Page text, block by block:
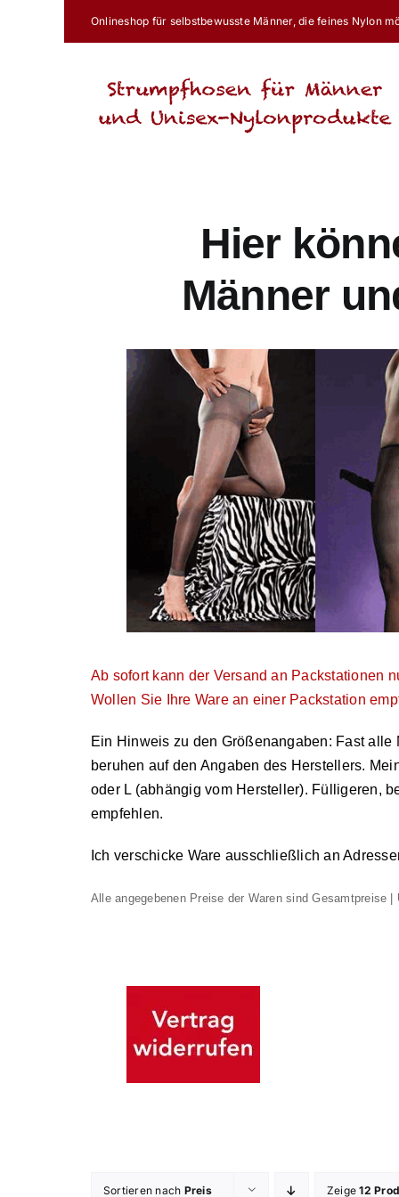
Onlineshop für selbstbewusste Männer, die feines Nylon
Hier
Männer
Ab sofort kann der Versand an Packstationen
Wollen Sie Ihre Ware an einer Packstation
Ein Hinweis zu den Größenangaben: Fast
beruhen auf den Angaben des Herstellers.
oder L (abhängig vom Hersteller). Fülligeren,
empfehlen.
Ich verschicke Ware ausschließlich an
Alle angegebenen Preise der Waren sind Gesamtpreise
Sortieren nach Preis Zeige12